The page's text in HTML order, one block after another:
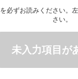
を必ずお読みください。
さい。
未入力項目が